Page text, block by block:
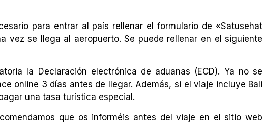
para entrar al país rellenar el formulario de «Satusehat
vez se llega al aeropuerto. Se puede rellenar en el siguiente
la Declaración electrónica de aduanas (ECD). Ya no se
online 3 días antes de llegar. Además, si el viaje incluye Bali
una tasa turística especial.
que os informéis antes del viaje en el sitio web